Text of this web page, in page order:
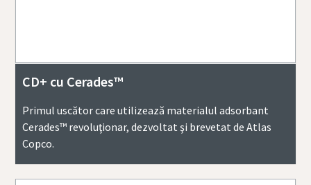
CD+ cu Cerades™
Primul uscător care utilizează materialul adsorbant
Cerades™ revoluţionar, dezvoltat şi brevetat de Atlas
Copco.